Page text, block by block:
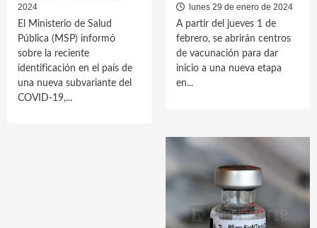
2024
El Ministerio de Salud
Pública (MSP) informó
sobre la reciente
identificación en el país de
una nueva subvariante del
COVID-19,...
lunes 29 de enero de 2024
A partir del jueves 1 de
febrero, se abrirán centros
de vacunación para dar
inicio a una nueva etapa
en...